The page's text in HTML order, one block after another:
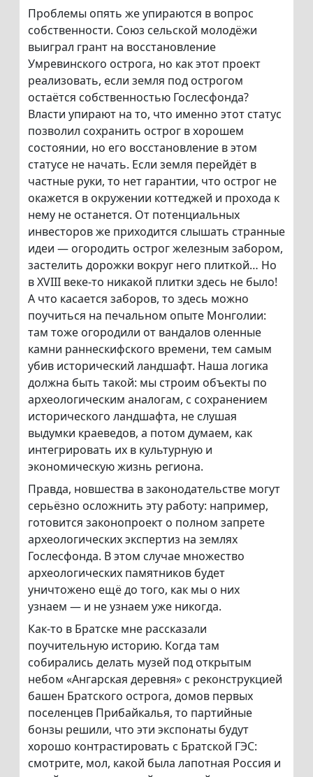
Проблемы опять же упираются в вопрос
собственности. Союз сельской молодёжи
выиграл грант на восстановление
Умревинского острога, но как этот проект
реализовать, если земля под острогом
остаётся собственностью Гослесфонда?
Власти упирают на то, что именно этот статус
позволил сохранить острог в хорошем
состоянии, но его восстановление в этом
статусе не начать. Если земля перейдёт в
частные руки, то нет гарантии, что острог не
окажется в окружении коттеджей и прохода к
нему не останется. От потенциальных
инвесторов же приходится слышать странные
идеи — огородить острог железным забором,
застелить дорожки вокруг него плиткой… Но
в XVIII веке-то никакой плитки здесь не было!
А что касается заборов, то здесь можно
поучиться на печальном опыте Монголии:
там тоже огородили от вандалов оленные
камни раннескифского времени, тем самым
убив исторический ландшафт. Наша логика
должна быть такой: мы строим объекты по
археологическим аналогам, с сохранением
исторического ландшафта, не слушая
выдумки краеведов, а потом думаем, как
интегрировать их в культурную и
экономическую жизнь региона.
Правда, новшества в законодательстве могут
серьёзно осложнить эту работу: например,
готовится законопроект о полном запрете
археологических экспертиз на землях
Гослесфонда. В этом случае множество
археологических памятников будет
уничтожено ещё до того, как мы о них
узнаем — и не узнаем уже никогда.
Как-то в Братске мне рассказали
поучительную историю. Когда там
собирались делать музей под открытым
небом «Ангарская деревня» с реконструкцией
башен Братского острога, домов первых
поселенцев Прибайкалья, то партийные
бонзы решили, что эти экспонаты будут
хорошо контрастировать с Братской ГЭС:
смотрите, мол, какой была лапотная Россия и